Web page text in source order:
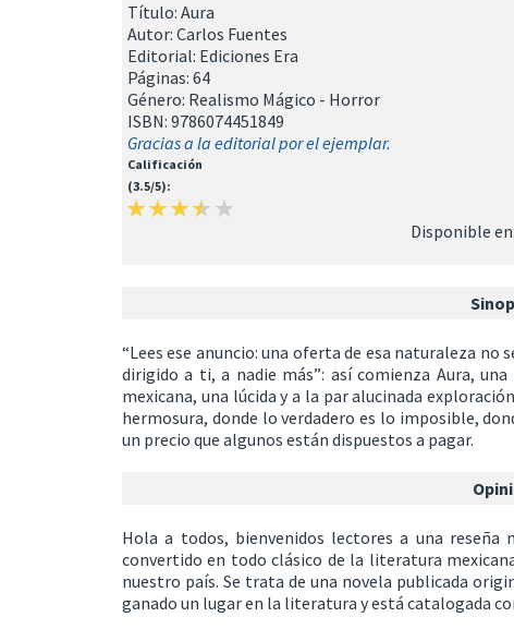
Título: Aura
Autor: Carlos Fuentes
Editorial: Ediciones Era
Páginas: 64
Género: Realismo Mágico - Horror
ISBN: 9786074451849
Gracias a la editorial por el ejemplar.
Calificación
(3.5/5):
Disponible en:
“Lees ese anuncio: una oferta de esa naturaleza no
dirigido a ti, a nadie más”: así comienza Aura,
mexicana, una lúcida y a la par alucinada
hermosura, donde lo verdadero es lo imposible,
un precio que algunos están dispuestos a pagar.
Hola a todos, bienvenidos lectores a una
convertido en todo clásico de la literatura
nuestro país. Se trata de una novela publicada
ganado un lugar en la literatura y está catalogada